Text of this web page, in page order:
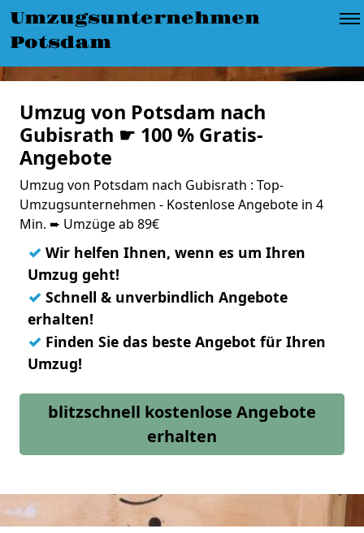
Umzugsunternehmen
Potsdam
Umzug von Potsdam nach
Gubisrath ☛ 100 % Gratis-
Angebote
Umzug von Potsdam nach Gubisrath : Top-
Umzugsunternehmen - Kostenlose Angebote in 4
Min. ➨ Umzüge ab 89€
✓ Wir helfen Ihnen, wenn es um Ihren
Umzug geht!
✓ Schnell & unverbindlich Angebote
erhalten!
✓ Finden Sie das beste Angebot für Ihren
Umzug!
blitzschnell kostenlose Angebote
erhalten